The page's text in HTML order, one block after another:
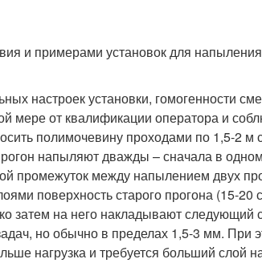
и примерами установок для напыления
настроек установки, гомогенности
мере от квалификации оператора и
полимочевину проходами по 1,5-2 м
напыляют дважды – сначала в одном
промежуток между напылением двух
поверхность старого прогона (15-20
затем на него накладывают следующий
но обычно в пределах 1,5-3 мм. При
нагрузка и требуется больший слой